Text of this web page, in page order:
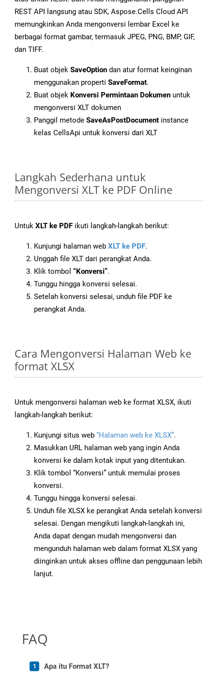
REST API langsung atau SDK, Aspose.Cells Cloud API
memungkinkan Anda mengonversi lembar Excel ke
berbagai format gambar, termasuk JPEG, PNG, BMP, GIF,
dan TIFF.
Buat objek SaveOption dan atur format keinginan
menggunakan properti SaveFormat.
Buat objek Konversi Permintaan Dokumen untuk
mengonversi XLT dokumen
Panggil metode SaveAsPostDocument instance
kelas CellsApi untuk konversi dari XLT
Langkah Sederhana untuk
Mengonversi XLT ke PDF Online
Untuk XLT ke PDF ikuti langkah-langkah berikut:
Kunjungi halaman web XLT ke PDF.
Unggah file XLT dari perangkat Anda.
Klik tombol “Konversi”.
Tunggu hingga konversi selesai.
Setelah konversi selesai, unduh file PDF ke
perangkat Anda.
Cara Mengonversi Halaman Web ke
format XLSX
Untuk mengonversi halaman web ke format XLSX, ikuti
langkah-langkah berikut:
Kunjungi situs web “Halaman web ke XLSX”.
Masukkan URL halaman web yang ingin Anda
konversi ke dalam kotak input yang ditentukan.
Klik tombol “Konversi” untuk memulai proses
konversi.
Tunggu hingga konversi selesai.
Unduh file XLSX ke perangkat Anda setelah konversi
selesai. Dengan mengikuti langkah-langkah ini,
Anda dapat dengan mudah mengonversi dan
mengunduh halaman web dalam format XLSX yang
diinginkan untuk akses offline dan penggunaan lebih
lanjut.
FAQ
Apa itu Format XLT?